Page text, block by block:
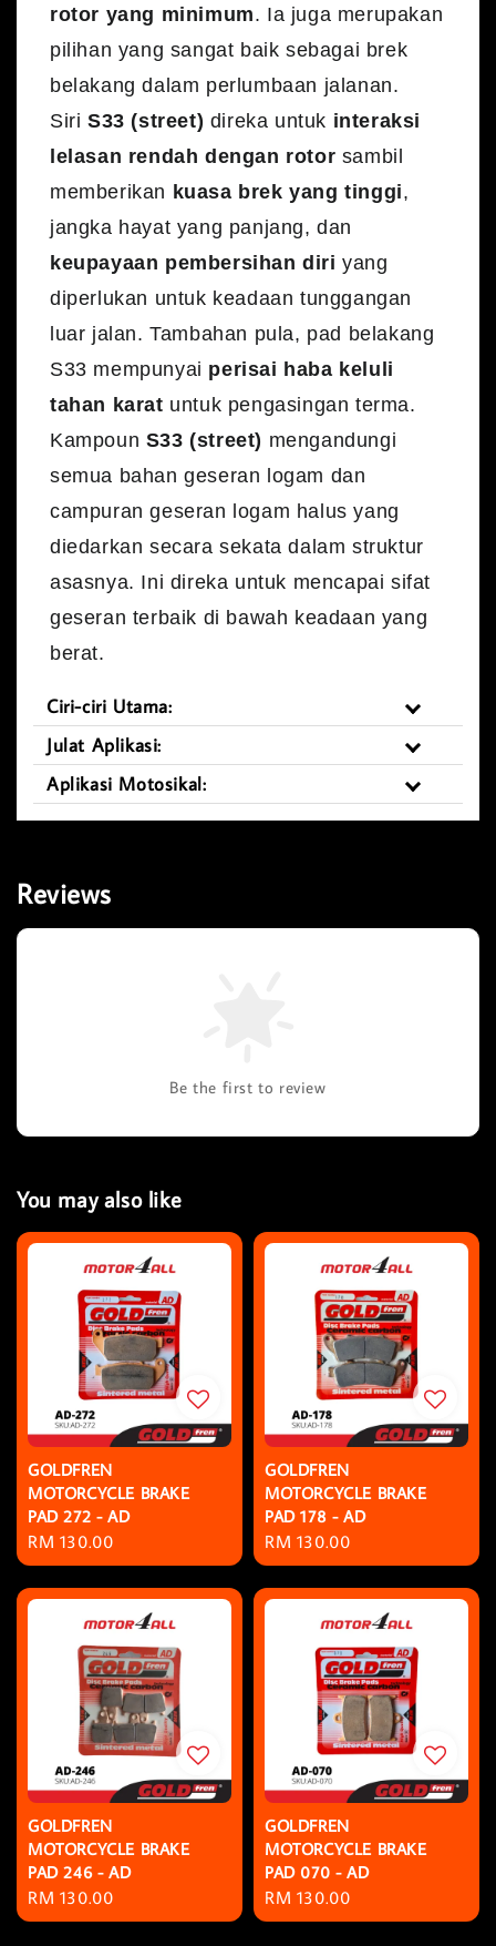
rotor yang minimum. Ia juga merupakan
pilihan yang sangat baik sebagai brek
belakang dalam perlumbaan jalanan.
Siri S33 (street) direka untuk interaksi
lelasan rendah dengan rotor sambil
memberikan kuasa brek yang tinggi,
jangka hayat yang panjang, dan
keupayaan pembersihan diri yang
diperlukan untuk keadaan tunggangan
luar jalan. Tambahan pula, pad belakang
S33 mempunyai perisai haba keluli
tahan karat untuk pengasingan terma.
Kampoun S33 (street) mengandungi
semua bahan geseran logam dan
campuran geseran logam halus yang
diedarkan secara sekata dalam struktur
asasnya. Ini direka untuk mencapai sifat
geseran terbaik di bawah keadaan yang
berat.
Ciri-ciri Utama:
Julat Aplikasi:
Aplikasi Motosikal:
Reviews
Be the first to review
You may also like
GOLDFREN
MOTORCYCLE BRAKE
PAD 272 - AD
Regular
price
RM 130.00
GOLDFREN
MOTORCYCLE BRAKE
PAD 178 - AD
Regular
price
RM 130.00
GOLDFREN
MOTORCYCLE BRAKE
PAD 246 - AD
Regular
price
RM 130.00
GOLDFREN
MOTORCYCLE BRAKE
PAD 070 - AD
Regular
price
RM 130.00